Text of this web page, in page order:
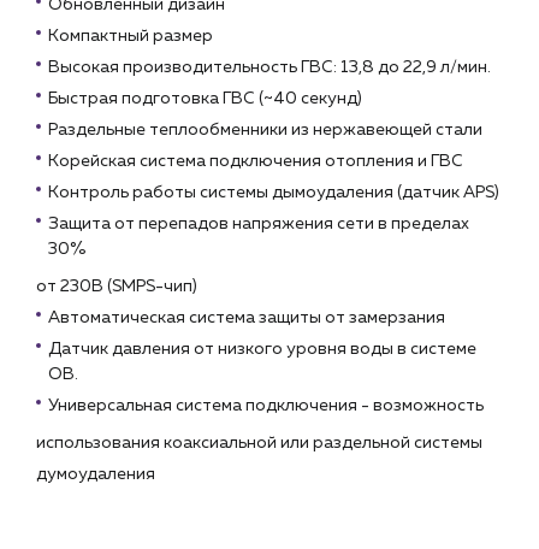
Обновленный дизайн
Компактный размер
Высокая производительность ГВС: 13,8 до 22,9 л/мин.
Быстрая подготовка ГВС (~40 секунд)
Раздельные теплообменники из нержавеющей стали
Корейская система подключения отопления и ГВС
Контроль работы системы дымоудаления (датчик APS)
Защита от перепадов напряжения сети в пределах
30%
от 230В (SMPS-чип)
Автоматическая система защиты от замерзания
Датчик давления от низкого уровня воды в системе
ОВ.
Универсальная система подключения - возможность
использования коаксиальной или раздельной системы
думоудаления